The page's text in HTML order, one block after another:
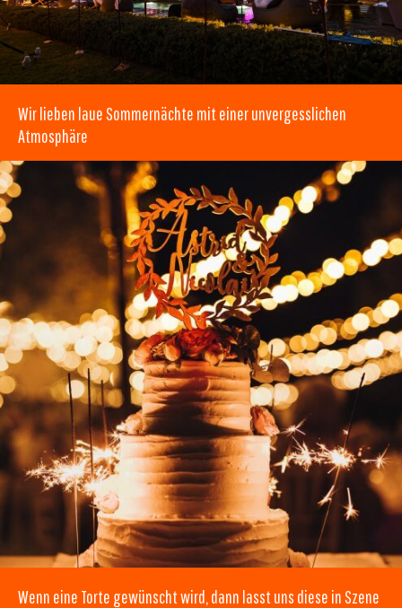
Wir lieben laue Sommernächte mit einer unvergesslichen
Atmosphäre
Wenn eine Torte gewünscht wird, dann lasst uns diese in Szene